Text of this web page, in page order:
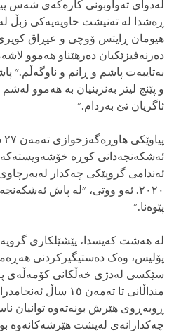
لەدوای تەواوبونی کارەکەی شەس
ڕەشدا لە تەنیشت حاویەیەکی زبڵ
هیومان ڕایتس ۆوچی و عیڕاق
دەرنەفیزێکیان دەرهێناو هەموو
بەتایبەت پاشم و ڕانم و ناوگەڵم."
و پێنج لیتر بەنزینیان بە هەموو
ئاگریان تێ بەردام."
ئەشکەنجەدانی کوڕە
ئەندامی گروپێکی چەکدار
٢٠٢٠. ئەو ووتی، "لە پاش
پێوەنا."
لە هەشت کەیسدا، پێشێلکاری
پۆلیس، وەک دەستیگیرکردنی
سێکسی لەدژی خەڵکانی کۆمەڵەی
منداڵانی تا تەمەن ١٥
ڕوبەڕوی هێرش بونەتەوە توانیان
چەکدارانەی لەپشت هێرشەکانەوە